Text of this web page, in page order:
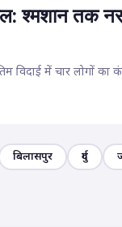
श्मशान तक
में चार लोगों का
बिलासपुर दुर्ग